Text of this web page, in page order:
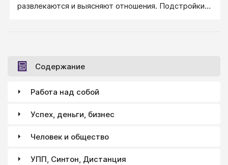
развлекаются и выясняют отношения. Подстройки
Содержание
Работа над собой
Успех, деньги, бизнес
Человек и общество
УПП, Синтон, Дистанция